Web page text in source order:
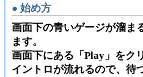
● 始め方
画面下の青いゲージが溜ま
ます。
画面下にある「Play」をク
イントロが流れるので、待